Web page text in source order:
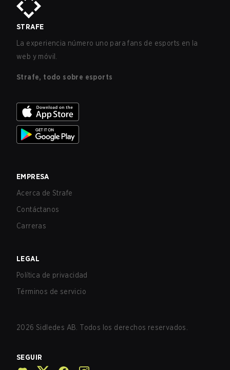
STRAFE
La experiencia número uno para fans de esports en la
web y móvil.
Strafe, todo sobre esports
EMPRESA
Acerca de Strafe
Contáctanos
Carreras
LEGAL
Política de privacidad
Términos de servicio
2026 Sidledes AB. Todos los derechos reservados.
SEGUIR